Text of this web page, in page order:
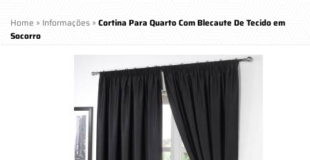
Home » Informações » Cortina Para Quarto Com Blecaute De Tecido em
Socorro